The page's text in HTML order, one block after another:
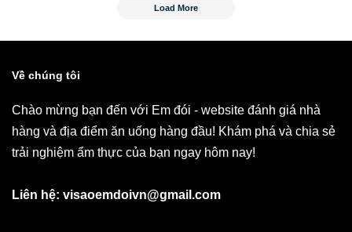
Load More
Về chúng tôi
Chào mừng bạn đến với Em đói - website đánh giá nhà
hàng và địa điểm ăn uống hàng đầu! Khám phá và chia sẻ
trải nghiệm ẩm thực của bạn ngay hôm nay!
Liên hệ: visaoemdoivn@gmail.com